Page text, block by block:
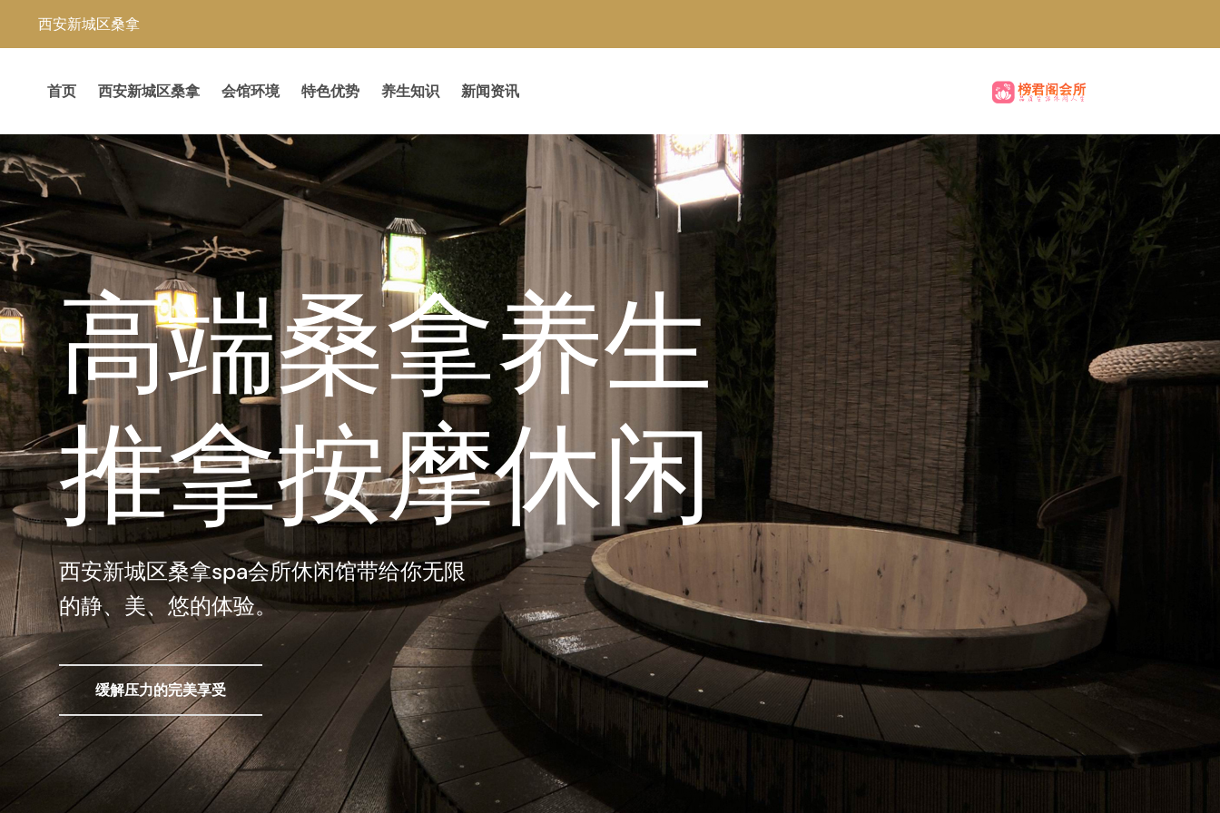
西安新城区桑拿
首页 西安新城区桑拿 会馆环境 特色优势 养生知识 新闻资讯
都市休闲养生
极致桑拿体验
西安新城区榜君阁休闲会所服务项目大全，提供最新热门SPA会所服务项
目，为求为城市精英人士提供更多休闲养生信息！
温馨 优雅 轻奢